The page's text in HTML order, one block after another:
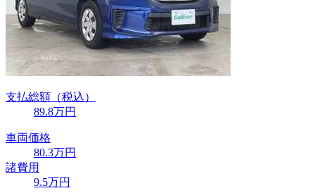
支払総額 （税込）
89.8万円
車両価格
80.3万円
諸費用
9.5万円